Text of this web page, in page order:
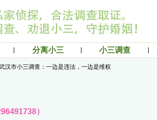
分离小三 小三调查
汉市小三调查：一边是违法，一边是维权
）